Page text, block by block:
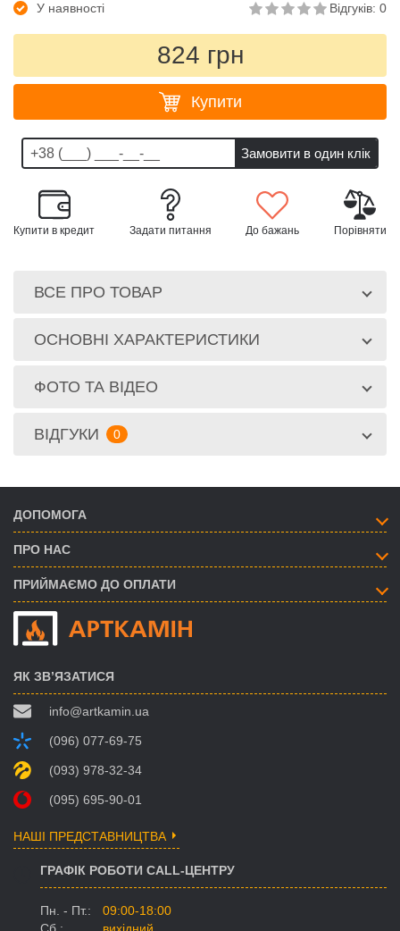
У наявності Відгуків: 0
824 грн
Купити
Купити в кредит Задати питання До бажань Порівняти
ВСЕ ПРО ТОВАР
ОСНОВНІ ХАРАКТЕРИСТИКИ
ФОТО ТА ВІДЕО
ВІДГУКИ 0
ДОПОМОГА
ПРО НАС
ПРИЙМАЄМО ДО ОПЛАТИ
ЯК ЗВ’ЯЗАТИСЯ
info@artkamin.ua
(096) 077-69-75
(093) 978-32-34
(095) 695-90-01
НАШІ ПРЕДСТАВНИЦТВА
ГРАФІК РОБОТИ CALL-ЦЕНТРУ
Пн. - Пт.:
09:00-18:00